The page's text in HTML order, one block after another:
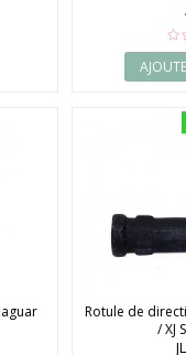
Rotule de
/ XJ